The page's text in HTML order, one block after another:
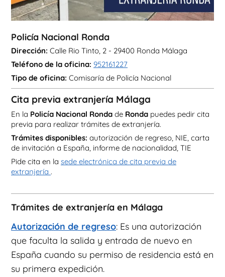
Policía Nacional Ronda
Dirección: Calle Rio Tinto, 2 - 29400 Ronda Málaga
Teléfono de la oficina: 952161227
Tipo de oficina: Comisaría de Policía Nacional
Cita previa extranjería Málaga
En la Policía Nacional Ronda de Ronda puedes pedir cita
previa para realizar trámites de extranjería.
Trámites disponibles: autorización de regreso, NIE, carta
de invitación a España, informe de nacionalidad, TIE
Pide cita en la sede electrónica de cita previa de
extranjería .
Trámites de extranjería en Málaga
Autorización de regreso: Es una autorización
que faculta la salida y entrada de nuevo en
España cuando su permiso de residencia está en
su primera expedición.